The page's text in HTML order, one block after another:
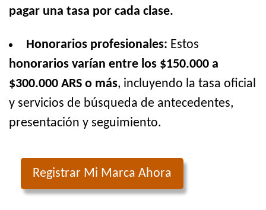
pagar una tasa por cada clase.
Honorarios profesionales: Estos
honorarios varían entre los $150.000 a
$300.000 ARS o más, incluyendo la tasa oficial
y servicios de búsqueda de antecedentes,
presentación y seguimiento.
Registrar Mi Marca Ahora